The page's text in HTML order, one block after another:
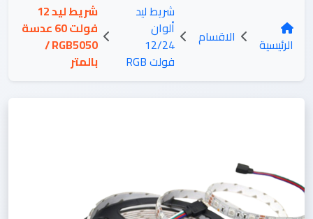
الرئيسية الاقسام
شريط ليد
ألوان
12/24
فولت RGB
شريط ليد 12
فولت 60 عدسة
RGB5050 /
بالمتر